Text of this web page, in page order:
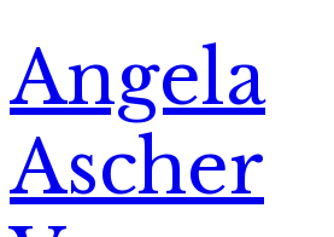
Angela
Ascher